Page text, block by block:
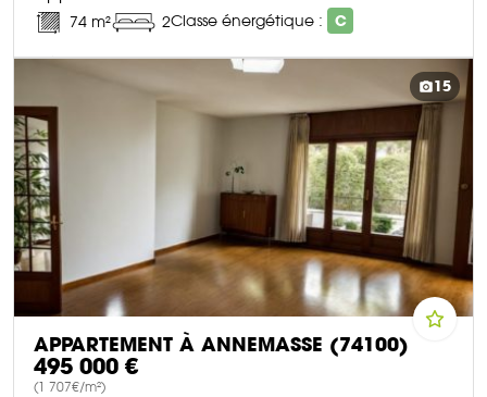
74 m² 2Classe énergétique : C
15
APPARTEMENT À ANNEMASSE (74100)
495 000 €
(1 707€/m²)